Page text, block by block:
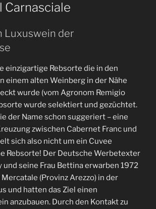
Carnasciale
Luxuswein der
einzigartige Rebsorte die in den
einem alten Weinberg in der Nähe
wurde (vom Agronom Remigio
wurde selektiert und gezüchtet.
der Name schon suggeriert – eine
zwischen Cabernet Franc und
sich also nicht um ein Cuvee
Rebsorte! Der Deutsche Werbetexter
und seine Frau Bettina erwarben 1972
(Provinz Arezzo) in der
und hatten das Ziel einen
anzubauen. Durch den Kontakt zu